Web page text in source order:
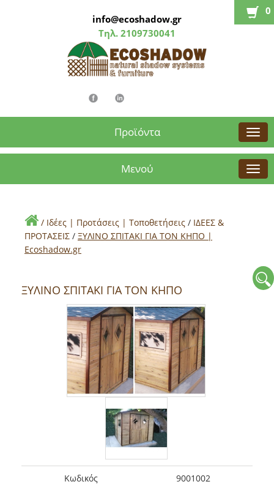
info@ecoshadow.gr
Τηλ. 2109730041
0
Προϊόντα
Μενού
/ Ιδέες | Προτάσεις | Τοποθετήσεις / ΙΔΕΕΣ &
ΠΡΟΤΑΣΕΙΣ / ΞΥΛΙΝΟ ΣΠΙΤΑΚΙ ΓΙΑ ΤΟΝ ΚΗΠΟ |
Εcoshadow.gr
ΞΥΛΙΝΟ ΣΠΙΤΑΚΙ ΓΙΑ ΤΟΝ ΚΗΠΟ
Kωδικός 9001002